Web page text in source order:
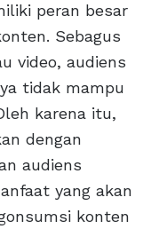
peran besar
Sebagus
video, audiens
tidak mampu
karena itu,
dengan
audiens
yang akan
konten